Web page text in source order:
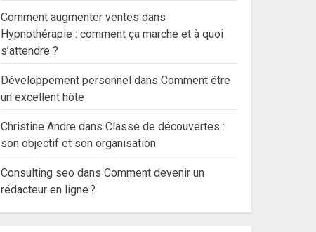
Comment augmenter ventes dans
Hypnothérapie : comment ça marche et à quoi
s’attendre ?
Développement personnel dansComment être
un excellent hôte
Christine Andre dansClasse de découvertes :
son objectif et son organisation
Consulting seo dansComment devenir un
rédacteur en ligne ?